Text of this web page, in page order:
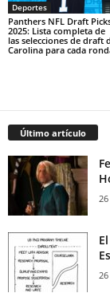
Deportes
Panthers NFL Draft
2025: Lista completa de
las selecciones de draft
Carolina para cada
Último artículo